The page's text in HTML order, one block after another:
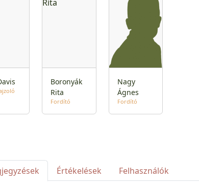
Boronyák
Rita
Fordító
Nagy
Ágnes
Fordító
Értékelések Felhasználók